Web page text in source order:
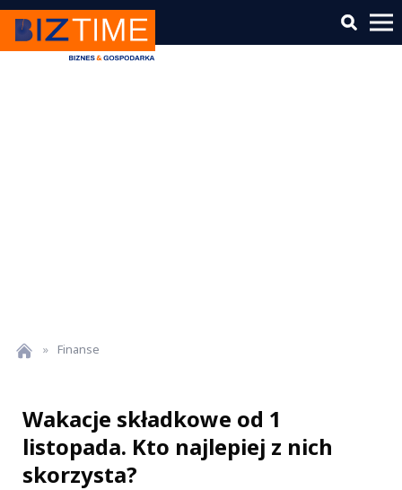
» Finanse
Wakacje składkowe od 1
listopada. Kto najlepiej z nich
skorzysta?